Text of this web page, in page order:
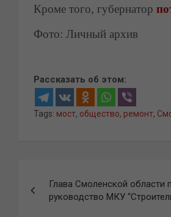
Кроме того, губернатор
Фото: Личный архив
Рассказать об этом:
Tags: мост, общество, ремонт,
по
Глава Смоленской области
руководство МКУ